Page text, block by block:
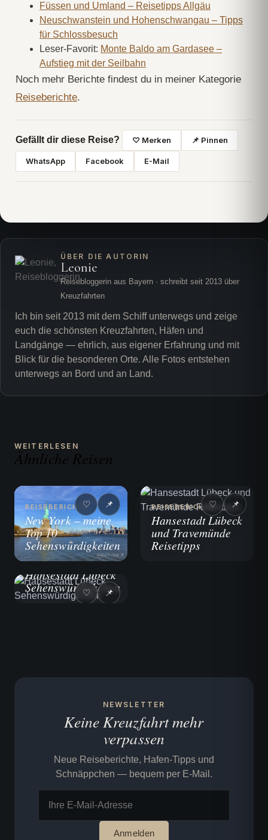
Füssen und Umland – Reisetipps Allgäu
Neuschwanstein und Hohenschwangau – Tipps
für Schlossbesuch
Leser-Favorit: Monte Baldo am Gardasee –
Aufstieg mit der Seilbahn
Noch mehr Berichte findest du in meiner Kategorie
Reiseberichte.
Gefällt dir diese Reise? ♡ Merken 📌 Pinnen
WhatsApp Facebook E-Mail
ÜBER DIE AUTORIN
Leonie
Reisebloggerin aus Bayern · schreibt seit 2013 über
Kreuzfahrten
Ich bin seit 2013 mit dem Schiff unterwegs und zeige
euch die schönsten Kreuzfahrten, Häfen und
Landgänge — ehrlich, aus eigener Erfahrung und mit
Blick für die besonderen Orte. Alle Fotos entstehen
unterwegs an Bord und an Land.
WEITERLESEN
Ähnliche Reisen
♡ 📌
REISEBERICHTE
New York – meine
Top 10
Sehenswürdigkeiten
♡ 📌
REISEBERICHTE
Hansestadt Lübeck
und Travemünde
Reisetipps
♡ 📌
REISEBERICHTE
Hansestadt Lübeck
Sehenswürdigkeiten
NEWSLETTER
Keine Kreuzfahrt mehr
verpassen
Neue Reiseberichte, Hafen-Tipps und
Schnäppchen — bequem per E-Mail.
Anmelden